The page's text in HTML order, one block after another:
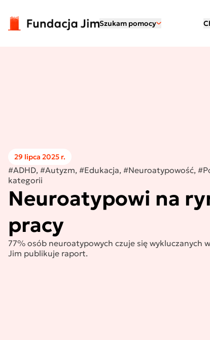
Szukam pomocy
29 lipca 2025 r.
#ADHD, #Autyzm, #Edukacja, #Neuroatypowość,
kategorii
Neuroatypowi na
pracy
77% osób neuroatypowych czuje się wykluczanych
Jim publikuje raport.